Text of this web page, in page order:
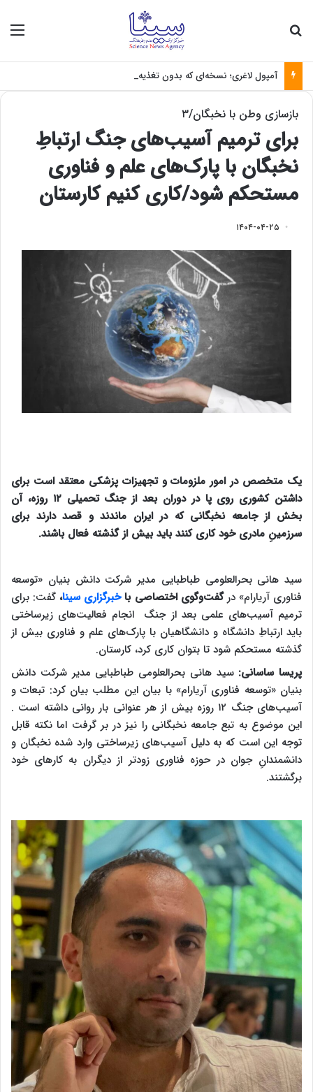
آمپول لاغری؛ نسخه‌ای که بدون تغذیه خطرناک می‌شود
بازسازی وطن با نخبگان/۳
برای ترمیم آسیب‌های جنگ ارتباطِ
نخبگان با پارک‌های علم و فناوری
مستحکم شود/کاری کنیم کارستان
۱۴۰۴-۰۴-۲۵
یک متخصص در امور ملزومات و تجهیزات پزشکی معتقد است برای
داشتن کشوری روی پا در دوران بعد از جنگ تحمیلی ۱۲ روزه، آن
بخش از جامعه نخبگانی که در ایران ماندند و قصد دارند برای
سرزمینِ مادری خود کاری کنند باید بیش از گذشته فعال باشند.
سید هانی بحرالعلومی طباطبایی مدیر شرکت دانش بنیان «توسعه
فناوری آریارام» درگفت‌‎و‌گوی اختصاصی با خبرگزاری سینا، گفت: برای
ترمیم آسیب‌های علمی بعد از جنگ انجام فعالیت‌های زیرساختی
باید ارتباطِ دانشگاه و دانشگاهیان با پارک‌های علم و فناوری بیش از
گذشته مستحکم شود تا بتوان کاری کرد، کارستان.
پریسا ساسانی: سید هانی بحرالعلومی طباطبایی مدیر شرکت دانش
بنیان «توسعه فناوری آریارام» با بیان این مطلب بیان کرد: تبعات و
آسیب‌های جنگ ۱۲ روزه بیش از هر عنوانی بار روانی داشته است .
این موضوع به تبع جامعه نخبگانی را نیز در بر گرفت اما نکته قابل
توجه این است که به دلیل آسیب‌های زیرساختی وارد شده نخبگان و
دانشمندانِ جوان در حوزه فناوری زودتر از دیگران به کارهای خود
برگشتند.